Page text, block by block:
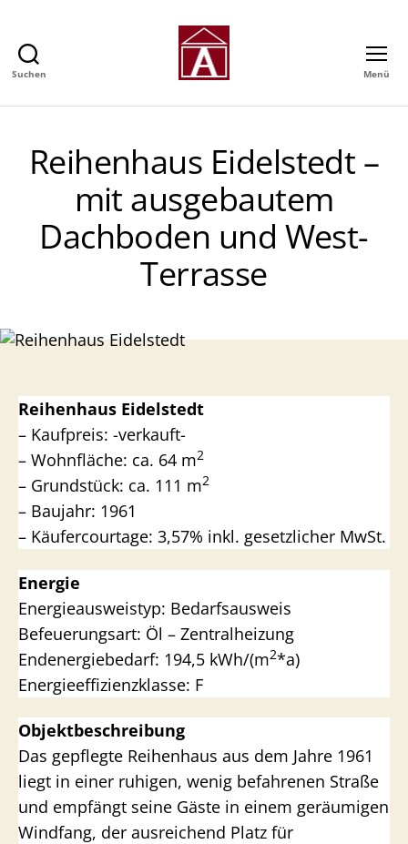
Suchen
GmbH
Immobilienmakler
in
Hamburg
Menü
Reihenhaus Eidelstedt –
mit ausgebautem
Dachboden und West-
Terrasse
Reihenhaus Eidelstedt
– Kaufpreis: -verkauft-
– Wohnfläche: ca. 64 m2
– Grundstück: ca. 111 m2
– Baujahr: 1961
– Käufercourtage: 3,57% inkl. gesetzlicher MwSt.
Energie
Energieausweistyp: Bedarfsausweis
Befeuerungsart: Öl – Zentralheizung
Endenergiebedarf: 194,5 kWh/(m2*a)
Energieeffizienzklasse: F
Objektbeschreibung
Das gepflegte Reihenhaus aus dem Jahre 1961
liegt in einer ruhigen, wenig befahrenen Straße
und empfängt seine Gäste in einem geräumigen
Windfang, der ausreichend Platz für